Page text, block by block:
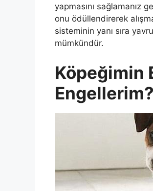
yapmasını sağlamanız
onu ödüllendirerek
sisteminin yanı sıra
mümkündür.
Köpeğimin
Engellerim?